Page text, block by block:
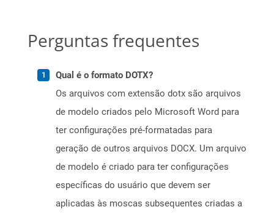
Perguntas frequentes
Qual é o formato DOTX?
Os arquivos com extensão dotx são arquivos
de modelo criados pelo Microsoft Word para
ter configurações pré-formatadas para
geração de outros arquivos DOCX. Um arquivo
de modelo é criado para ter configurações
específicas do usuário que devem ser
aplicadas às moscas subsequentes criadas a